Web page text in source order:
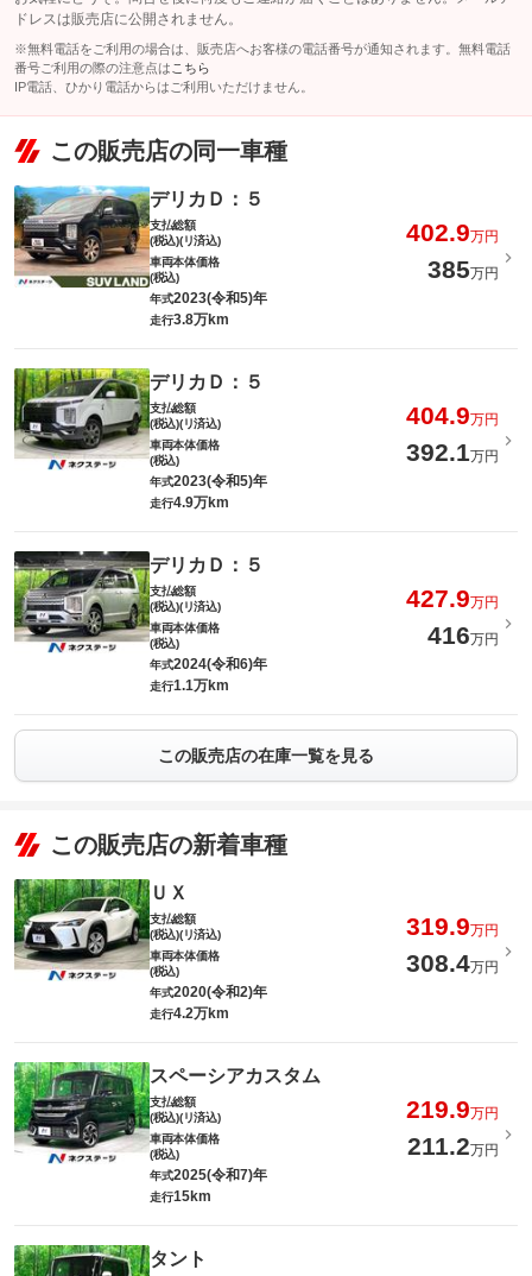
ドレスは販売店に公開されません。
※無料電話をご利用の場合は、販売店へお客様の電話番号が通知されます。無料電話
番号ご利用の際の注意点は こちら
IP電話、ひかり電話からはご利用いただけません。
この販売店の同一車種
デリカＤ：５
支払総額
(税込)(リ済込)
402.9万円
車両本体価格
(税込)
385万円
年式2023(令和5)年
走行3.8万km
デリカＤ：５
支払総額
(税込)(リ済込)
404.9万円
車両本体価格
(税込)
392.1万円
年式2023(令和5)年
走行4.9万km
デリカＤ：５
支払総額
(税込)(リ済込)
427.9万円
車両本体価格
(税込)
416万円
年式2024(令和6)年
走行1.1万km
この販売店の在庫一覧を見る
この販売店の新着車種
ＵＸ
支払総額
(税込)(リ済込)
319.9万円
車両本体価格
(税込)
308.4万円
年式2020(令和2)年
走行4.2万km
スペーシアカスタム
支払総額
(税込)(リ済込)
219.9万円
車両本体価格
(税込)
211.2万円
年式2025(令和7)年
走行15km
タント